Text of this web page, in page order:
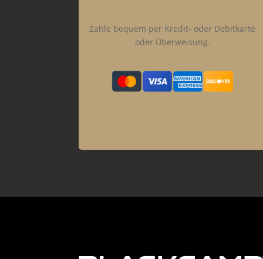
Zahle bequem per Kredit- oder Debitkarte
oder Überweisung.